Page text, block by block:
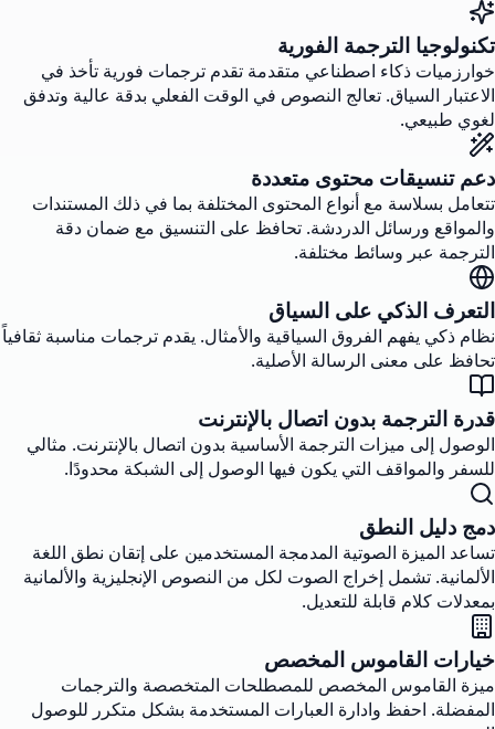
تكنولوجيا الترجمة الفورية
خوارزميات ذكاء اصطناعي متقدمة تقدم ترجمات فورية تأخذ في
الاعتبار السياق. تعالج النصوص في الوقت الفعلي بدقة عالية وتدفق
لغوي طبيعي.
دعم تنسيقات محتوى متعددة
تتعامل بسلاسة مع أنواع المحتوى المختلفة بما في ذلك المستندات
والمواقع ورسائل الدردشة. تحافظ على التنسيق مع ضمان دقة
الترجمة عبر وسائط مختلفة.
التعرف الذكي على السياق
نظام ذكي يفهم الفروق السياقية والأمثال. يقدم ترجمات مناسبة ثقافياً
تحافظ على معنى الرسالة الأصلية.
قدرة الترجمة بدون اتصال بالإنترنت
الوصول إلى ميزات الترجمة الأساسية بدون اتصال بالإنترنت. مثالي
للسفر والمواقف التي يكون فيها الوصول إلى الشبكة محدودًا.
دمج دليل النطق
تساعد الميزة الصوتية المدمجة المستخدمين على إتقان نطق اللغة
الألمانية. تشمل إخراج الصوت لكل من النصوص الإنجليزية والألمانية
بمعدلات كلام قابلة للتعديل.
خيارات القاموس المخصص
ميزة القاموس المخصص للمصطلحات المتخصصة والترجمات
المفضلة. احفظ وادارة العبارات المستخدمة بشكل متكرر للوصول